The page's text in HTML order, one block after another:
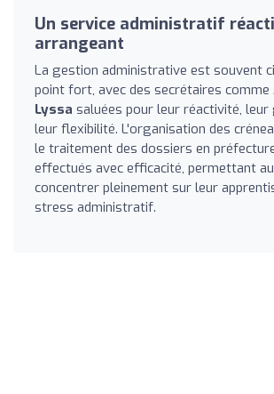
Un service administratif
arrangeant
La gestion administrative est souvent
point fort, avec des secrétaires comme
Lyssa saluées pour leur réactivité,
leur flexibilité. L'organisation des
le traitement des dossiers en
effectués avec efficacité, permettant
concentrer pleinement sur leur
stress administratif.